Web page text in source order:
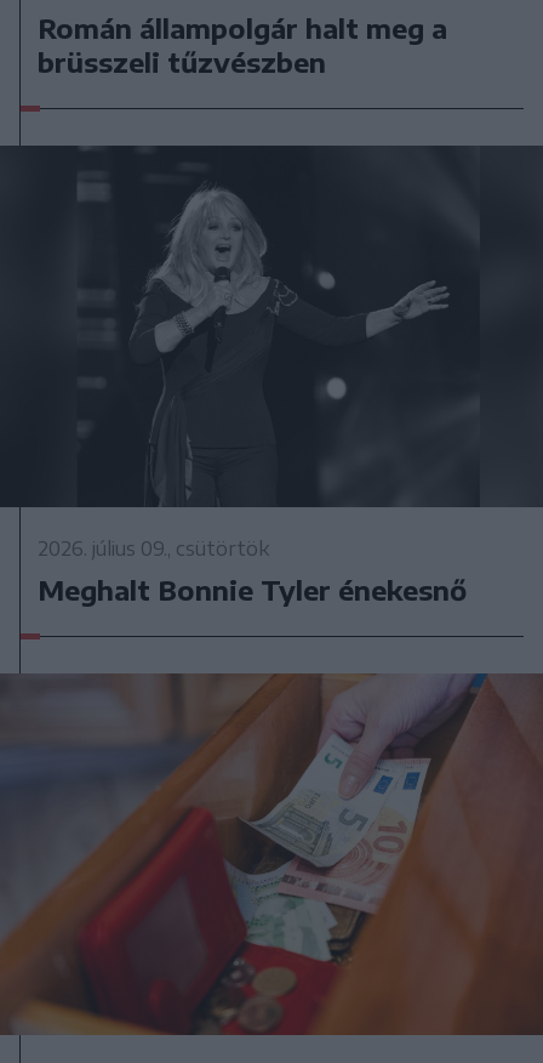
Román állampolgár halt meg a
brüsszeli tűzvészben
2026. július 09., csütörtök
Meghalt Bonnie Tyler énekesnő